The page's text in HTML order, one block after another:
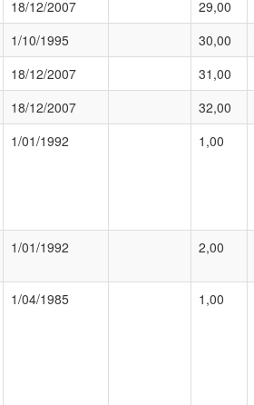
18/12/2007 29,00
1/10/1995 30,00
18/12/2007 31,00
18/12/2007 32,00
1/01/1992 1,00
1/01/1992 2,00
1/04/1985 1,00